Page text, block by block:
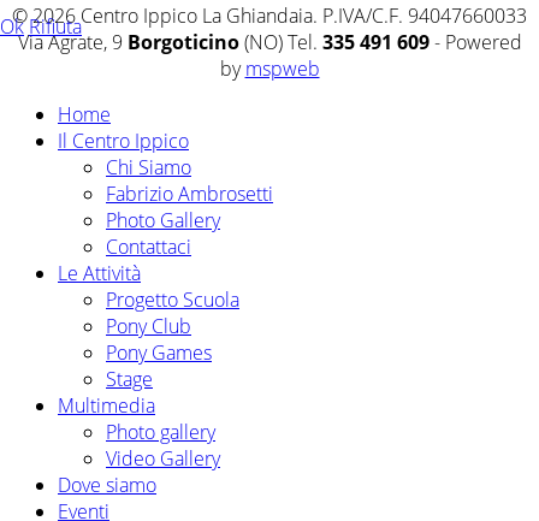
© 2026 Centro Ippico La Ghiandaia. P.IVA/C.F. 94047660033
Via Agrate, 9 Borgoticino(NO) Tel. 335 491 609- Powered
bymspweb
Home
Il Centro Ippico
Chi Siamo
Fabrizio Ambrosetti
Photo Gallery
Contattaci
Le Attività
Progetto Scuola
Pony Club
Pony Games
Stage
Multimedia
Photo gallery
Video Gallery
Dove siamo
Eventi
Ok Rifiuta